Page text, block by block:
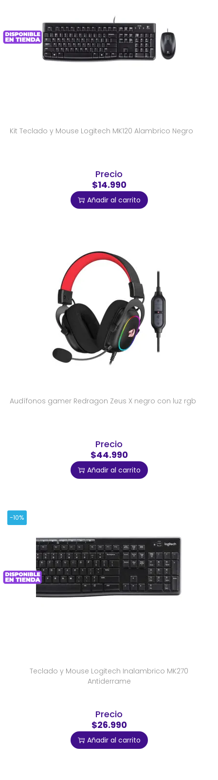
Kit Teclado y Mouse Logitech MK120 Alambrico Negro
Precio
$14.990
Añadir al carrito
Audífonos gamer Redragon Zeus X negro con luz rgb
Precio
$44.990
Añadir al carrito
-10%
Teclado y Mouse Logitech Inalambrico MK270
Antiderrame
Precio
$26.990
Añadir al carrito